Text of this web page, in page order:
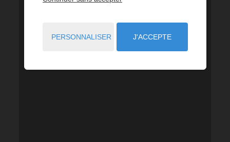
PERSONNALISER J'ACCEPTE